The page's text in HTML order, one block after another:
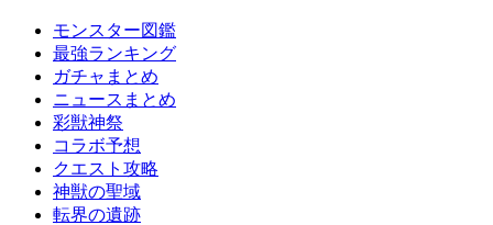
モンスター図鑑
最強ランキング
ガチャまとめ
ニュースまとめ
彩獣神祭
コラボ予想
クエスト攻略
神獣の聖域
転界の遺跡